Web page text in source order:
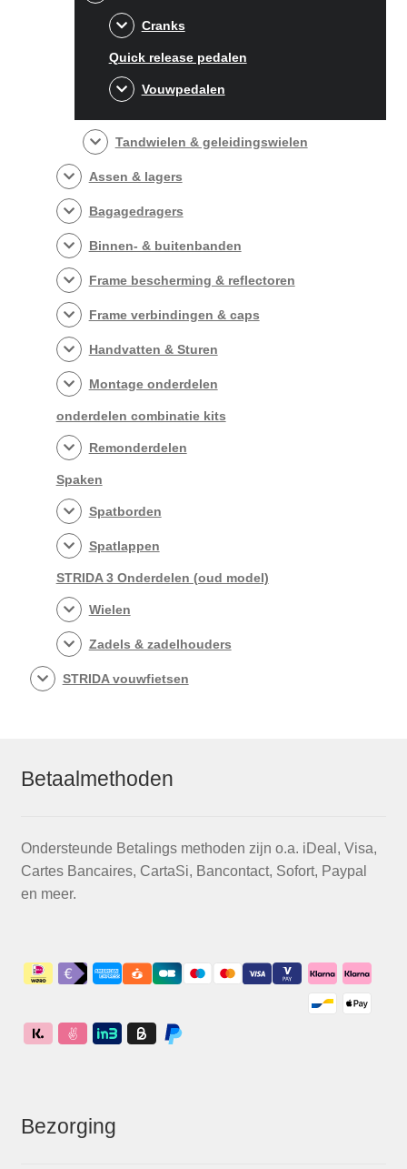
Cranks
Quick release pedalen
Vouwpedalen
Tandwielen & geleidingswielen
Assen & lagers
Bagagedragers
Binnen- & buitenbanden
Frame bescherming & reflectoren
Frame verbindingen & caps
Handvatten & Sturen
Montage onderdelen
onderdelen combinatie kits
Remonderdelen
Spaken
Spatborden
Spatlappen
STRIDA 3 Onderdelen (oud model)
Wielen
Zadels & zadelhouders
STRIDA vouwfietsen
Betaalmethoden
Ondersteunde Betalings methoden zijn o.a. iDeal, Visa,
Cartes Bancaires, CartaSi, Bancontact, Sofort, Paypal
en meer.
Bezorging